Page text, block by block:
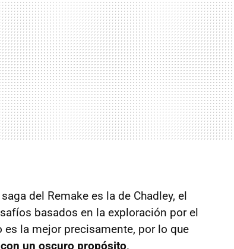
del Remake es la de Chadley, el
basados en la exploración por el
la mejor precisamente, por lo que
un oscuro propósito.